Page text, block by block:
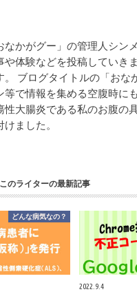
なかがグー」の管理人シン
や体験などを投稿していき
。 ブログタイトルの「おな
等で情報を集める空腹時に
性大腸炎である私のお腹の
けました。
このライターの最新記事
どんな病気なの？
2022.9.4